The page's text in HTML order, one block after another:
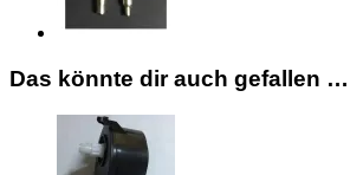
Das könnte dir auch gefallen …